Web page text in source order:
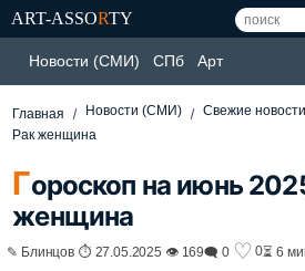
ART-ASSORTY
Новости (СМИ) СПб Арт
Главная Новости (СМИ) Свежие новости
Рак женщина
Гороскоп на июнь
женщина
✎ Блинцов ⏱ 27.05.2025 👁 169🗨 0 ♡ 0⏳ 6